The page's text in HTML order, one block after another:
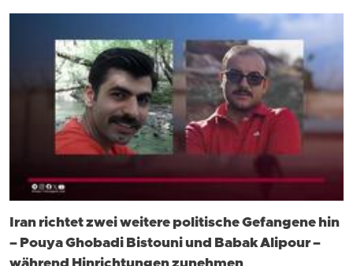
Iran richtet zwei weitere politische Gefangene hin
– Pouya Ghobadi Bistouni und Babak Alipour –